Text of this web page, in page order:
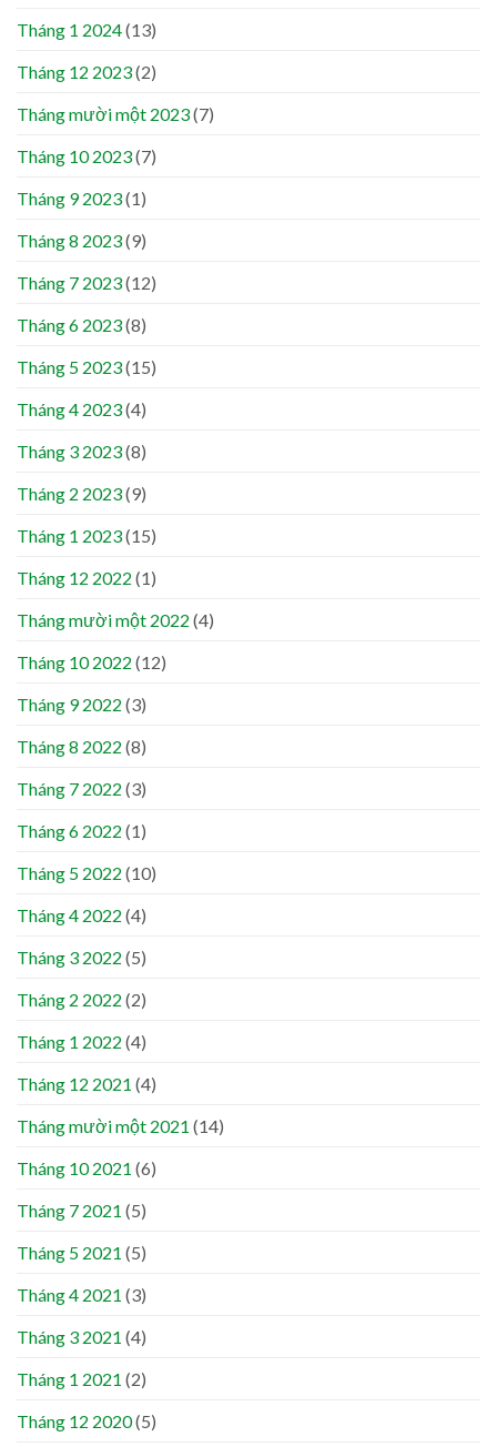
Tháng 1 2024(13)
Tháng 12 2023(2)
Tháng mười một 2023(7)
Tháng 10 2023(7)
Tháng 9 2023(1)
Tháng 8 2023(9)
Tháng 7 2023(12)
Tháng 6 2023(8)
Tháng 5 2023(15)
Tháng 4 2023(4)
Tháng 3 2023(8)
Tháng 2 2023(9)
Tháng 1 2023(15)
Tháng 12 2022 (1)
Tháng mười một 2022 (4)
Tháng 10 2022 (12)
Tháng 9 2022 (3)
Tháng 8 2022 (8)
Tháng 7 2022 (3)
Tháng 6 2022 (1)
Tháng 5 2022 (10)
Tháng 4 2022 (4)
Tháng 3 2022 (5)
Tháng 2 2022 (2)
Tháng 1 2022 (4)
Tháng 12 2021 (4)
Tháng mười một 2021 (14)
Tháng 10 2021 (6)
Tháng 7 2021 (5)
Tháng 5 2021 (5)
Tháng 4 2021 (3)
Tháng 3 2021 (4)
Tháng 1 2021 (2)
Tháng 12 2020(5)